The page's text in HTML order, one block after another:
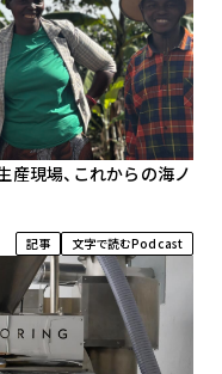
産現場、これからの海ノ
記事 文字で読むPodcast